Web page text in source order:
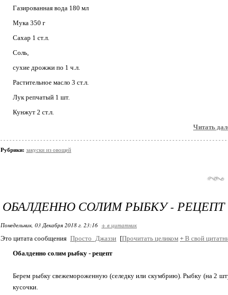
Газированная вода 180 мл
Мука 350 г
Сахар 1 ст.л.
Соль,
сухие дрожжи по 1 ч.л.
Растительное масло 3 ст.л.
Лук репчатый 1 шт.
Кунжут 2 ст.л.
Читать
Рубрики: закуски из овощей
ОБАЛДЕННО СОЛИМ РЫБКУ - РЕЦЕПТ
Понедельник, 03 Декабря 2018 г. 23:16 + в цитатник
Это цитата сообщения Просто_Джаззи [Прочитать целиком + В свой
Обалденно солим рыбку - рецепт
Берем рыбку свежемороженную (селедку или скумбрию). Рыбку (на 2
кусочки.